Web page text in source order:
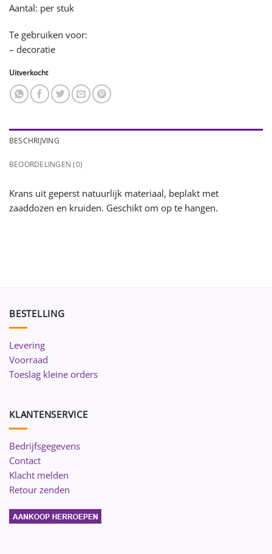
Aantal: per stuk
Te gebruiken voor:
– decoratie
Uitverkocht
BESCHRIJVING
BEOORDELINGEN (0)
Krans uit geperst natuurlijk materiaal, beplakt met
zaaddozen en kruiden. Geschikt om op te hangen.
BESTELLING
Levering
Voorraad
Toeslag kleine orders
KLANTENSERVICE
Bedrijfsgegevens
Contact
Klacht melden
Retour zenden